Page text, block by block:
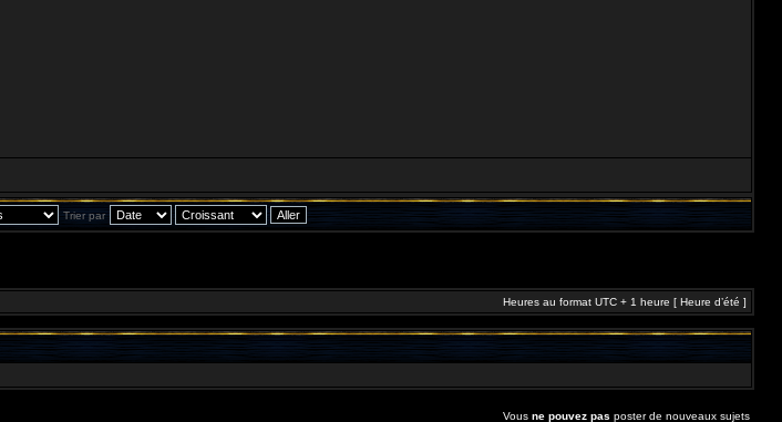
Trier par
Heures au format UTC + 1 heure [ Heure d’été ]
Vous ne pouvez pas poster de nouveaux sujets